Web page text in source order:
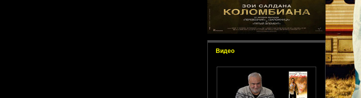
Видео